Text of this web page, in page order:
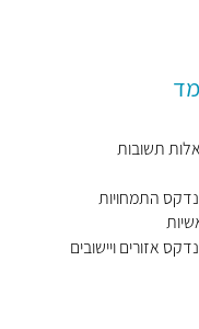
תשובות
התמחויות
אזורים ויישובים